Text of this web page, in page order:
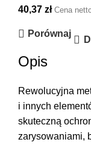
40,37 zł Cena
Porównaj
Opis
Rewolucyjna
i innych
skuteczną
zarysowaniami,